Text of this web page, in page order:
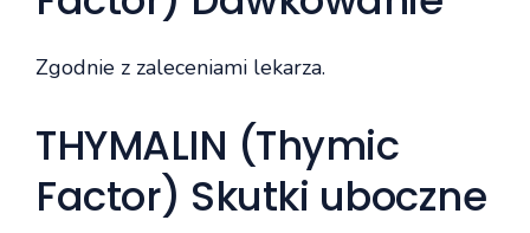
Zgodnie z zaleceniami lekarza.
THYMALIN (Thymic
Factor) Skutki uboczne